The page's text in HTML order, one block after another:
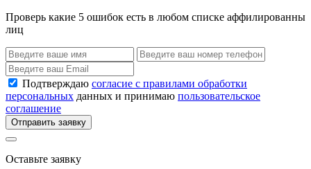
Проверь какие 5 ошибок есть в любом списке аффилированны
лиц
Подтверждаю согласие с правилами обработки
персональных данных и принимаю пользовательское
соглашение
Отправить заявку
Оставьте заявку